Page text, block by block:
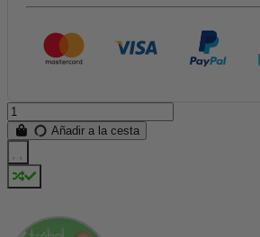
Añadir a la cesta